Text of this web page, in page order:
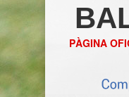
PÀGINA